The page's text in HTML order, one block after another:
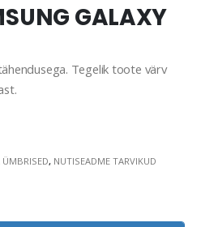
GALAXY
Tegelik toote värv
ÜMBRISED, NUTISEADME TARVIKUD